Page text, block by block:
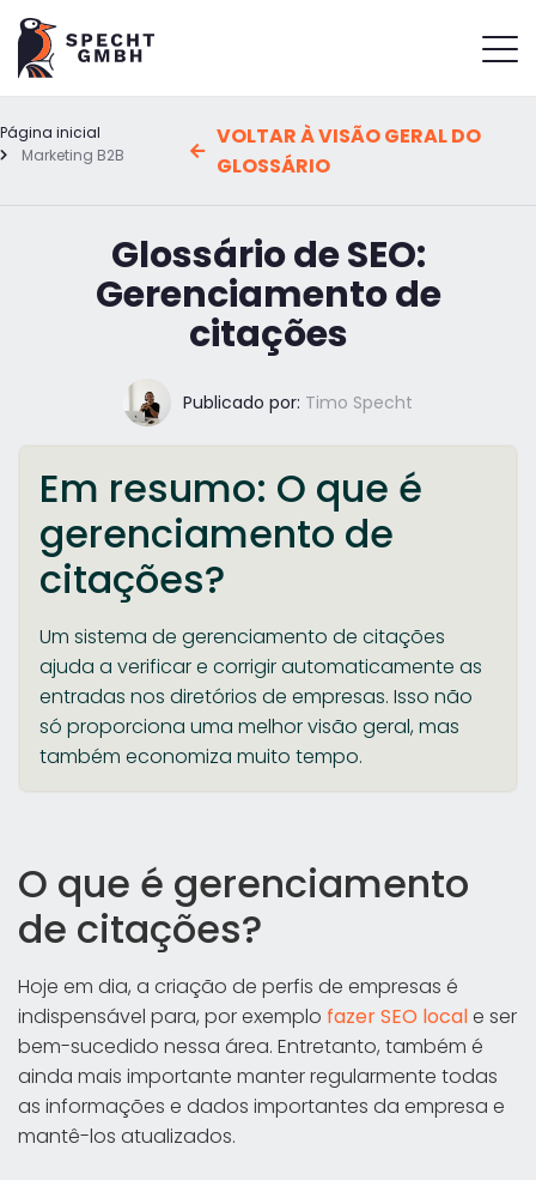
Página inicial
Marketing B2B
VOLTAR À VISÃO GERAL DO
GLOSSÁRIO
Glossário de SEO:
Gerenciamento de
citações
Publicado por: Timo Specht
Em resumo: O que é
gerenciamento de
citações?
Um sistema de gerenciamento de citações
ajuda a verificar e corrigir automaticamente as
entradas nos diretórios de empresas. Isso não
só proporciona uma melhor visão geral, mas
também economiza muito tempo.
O que é gerenciamento
de citações?
Hoje em dia, a criação de perfis de empresas é
indispensável para, por exemplo fazer SEO locale ser
bem-sucedido nessa área. Entretanto, também é
ainda mais importante manter regularmente todas
as informações e dados importantes da empresa e
mantê-los atualizados.